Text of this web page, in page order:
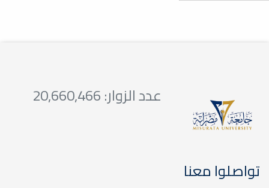
عدد الزوار: 20,660,466
تواصلوا معنا